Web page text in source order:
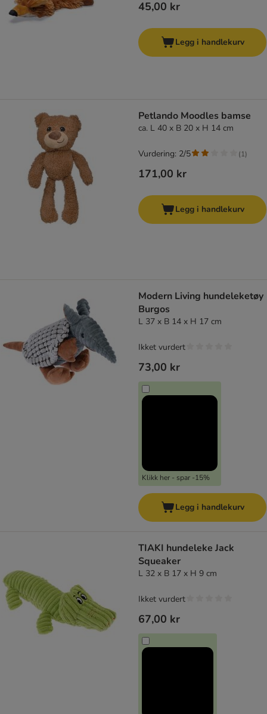
45,00 kr
Legg i handlekurv
Petlando Moodles bamse
ca. L 40 x B 20 x H 14 cm
171,00 kr
Vurdering: 2/5 (1)
Legg i handlekurv
Modern Living hundeleketøy
Burgos
L 37 x B 14 x H 17 cm
73,00 kr
Klikk her - spar -15%
Ikket vurdert
Legg i handlekurv
TIAKI hundeleke Jack
Squeaker
L 32 x B 17 x H 9 cm
67,00 kr
Ikket vurdert